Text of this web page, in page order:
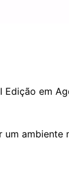
Edição em
um